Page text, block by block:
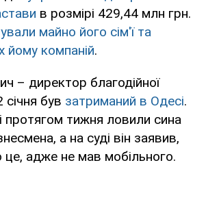
в розмірі 429,44 млн грн.
майно його сім'ї та
йому компаній.
– директор благодійної
січня був затриманий в Одесі.
протягом тижня ловили сина
а на суді він заявив,
адже не мав мобільного.